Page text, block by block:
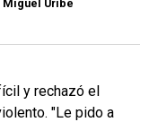
Miguel Uribe
y rechazó el
"Le pido a